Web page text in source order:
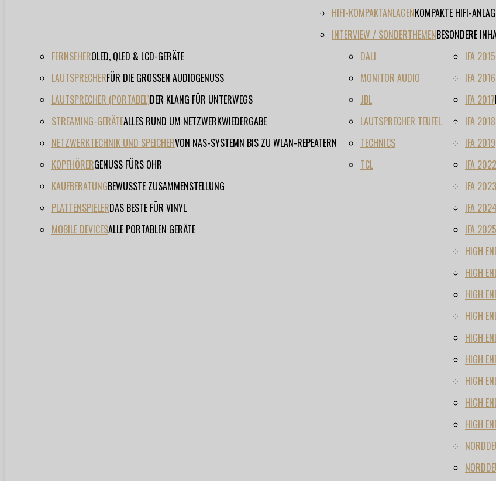
HIFI-KOMPAKTANLAGENKOMPAKTE HIFI-
INTERVIEW / SONDERTHEMENBESONDERE
FERNSEHEROLED, QLED & LCD-GERÄTE
LAUTSPRECHERFÜR DIE GROSSEN AUDIOGENUSS
LAUTSPRECHER (PORTABEL)DER KLANG FÜR UNTERWEGS
STREAMING-GERÄTEALLES RUND UM NETZWERKWIEDERGABE
NETZWERKTECHNIK UND SPEICHERVON NAS-SYSTEMN BIS ZU WLAN-REPEATERN
KOPFHÖRERGENUSS FÜRS OHR
KAUFBERATUNGBEWUSSTE ZUSAMMENSTELLUNG
PLATTENSPIELERDAS BESTE FÜR VINYL
MOBILE DEVICESALLE PORTABLEN GERÄTE
DALI
MONITOR AUDIO
JBL
LAUTSPRECHER TEUFEL
TECHNICS
TCL
IFA 2015
IFA 2016
IFA 2017
IFA 2018
IFA 2019
IFA 2022
IFA 2023
IFA 2024
IFA 2025
HIGH
HIGH
HIGH
HIGH
HIGH
HIGH
HIGH
HIGH
HIGH